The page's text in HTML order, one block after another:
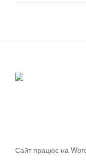
Сайт працює на